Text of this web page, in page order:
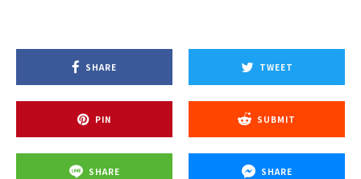
SHARE TWEET
PIN SUBMIT
SHARE SHARE